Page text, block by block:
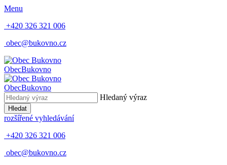
Menu
+420 326 321 006
obec@bukovno.cz
ObecBukovno
ObecBukovno
Hledaný výraz
Hledat
rozšířené vyhledávání
+420 326 321 006
obec@bukovno.cz